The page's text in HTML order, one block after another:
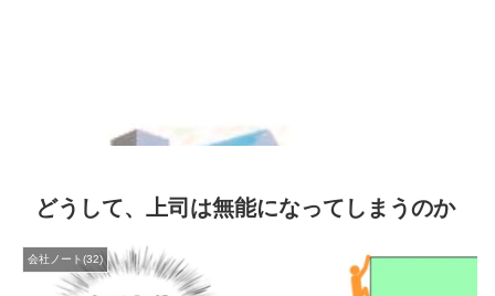
どうして、上司は無能になってしまうのか
会社ノート(32)